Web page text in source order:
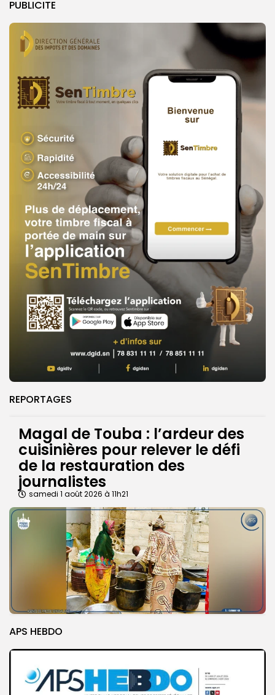
PUBLICITE
REPORTAGES
Magal de Touba : l’ardeur des
cuisinières pour relever le défi
de la restauration des
journalistes
samedi 1 août 2026 à 11h21
APS HEBDO